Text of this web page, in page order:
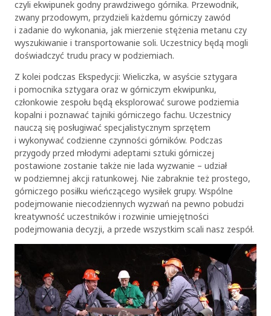
czyli ekwipunek godny prawdziwego górnika. Przewodnik,
zwany przodowym, przydzieli każdemu górniczy zawód
i zadanie do wykonania, jak mierzenie stężenia metanu czy
wyszukiwanie i transportowanie soli. Uczestnicy będą mogli
doświadczyć trudu pracy w podziemiach.
Z kolei podczas Ekspedycji: Wieliczka, w asyście sztygara
i pomocnika sztygara oraz w górniczym ekwipunku,
członkowie zespołu będą eksplorować surowe podziemia
kopalni i poznawać tajniki górniczego fachu. Uczestnicy
nauczą się posługiwać specjalistycznym sprzętem
i wykonywać codzienne czynności górników. Podczas
przygody przed młodymi adeptami sztuki górniczej
postawione zostanie także nie lada wyzwanie – udział
w podziemnej akcji ratunkowej. Nie zabraknie też prostego,
górniczego posiłku wieńczącego wysiłek grupy. Wspólne
podejmowanie niecodziennych wyzwań na pewno pobudzi
kreatywność uczestników i rozwinie umiejętności
podejmowania decyzji, a przede wszystkim scali nasz zespół.